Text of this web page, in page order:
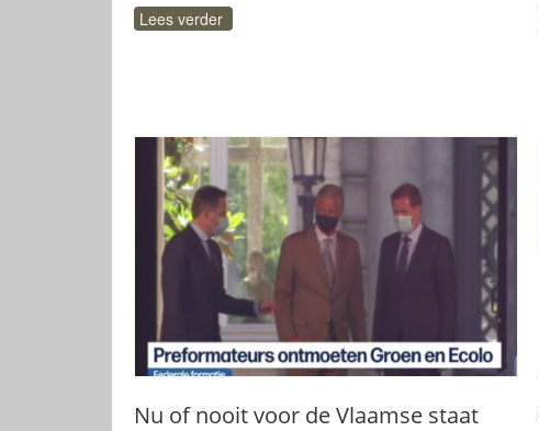
Lees verder
Nu of nooit voor de Vlaamse staat